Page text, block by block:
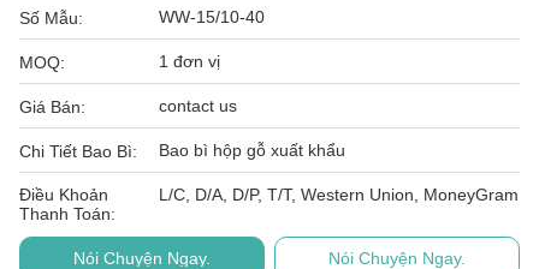
Số Mẫu: WW-15/10-40
MOQ: 1 đơn vị
Giá Bán: contact us
Chi Tiết Bao Bì: Bao bì hộp gỗ xuất khẩu
Điều Khoản
Thanh Toán:
L/C, D/A, D/P, T/T, Western Union, MoneyGram
Nói Chuyện Ngay. Nói Chuyện Ngay.